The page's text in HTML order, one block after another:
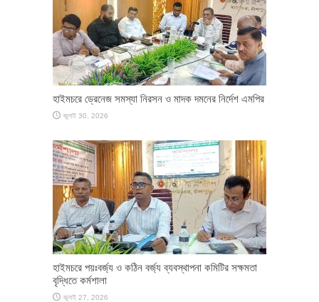
হাইমচরে ড্রেনেজ সমস্যা নিরসন ও মাদক দমনের নির্দেশ এমপির
জুলাই 30, 2026
হাইমচরে পয়ঃবর্জ্য ও কঠিন বর্জ্য ব্যবস্থাপনা কমিটির সক্ষমতা
বৃদ্ধিতে কর্মশালা
জুলাই 27, 2026